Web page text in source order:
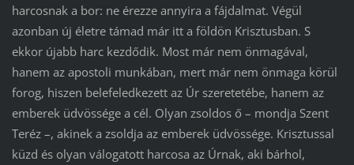
harcosnak a bor: ne érezze annyira a fájdalmat. Végül
azonban új életre támad már itt a földön Krisztusban. S
ekkor újabb harc kezdődik. Most már nem önmagával,
hanem az apostoli munkában, mert már nem önmaga körül
forog, hiszen belefeledkezett az Úr szeretetébe, hanem az
emberek üdvössége a cél. Olyan zsoldos ő – mondja Szent
Teréz –, akinek a zsoldja az emberek üdvössége. Krisztussal
küzd és olyan válogatott harcosa az Úrnak, aki bárhol,